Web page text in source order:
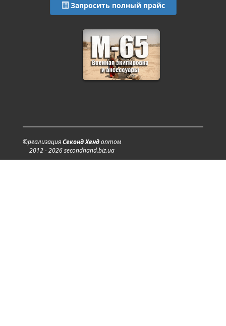
Запросить полный прайс
©реализацияСеконд Хендоптом
2012 - 2026 secondhand.biz.ua